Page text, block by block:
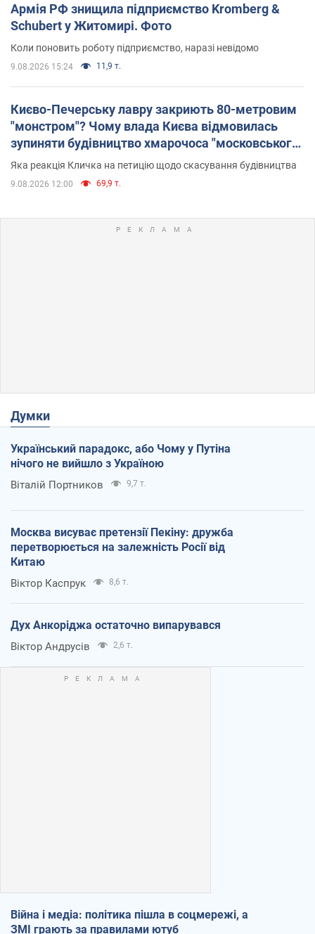
Армія РФ знищила підприємство Kromberg &
Schubert у Житомирі. Фото
Коли поновить роботу підприємство, наразі невідомо
9.08.2026 15:24 11,9 т.
Києво-Печерську лавру закриють 80-метровим
"монстром"? Чому влада Києва відмовилась
зупиняти будівництво хмарочоса "московського
вірянина"
Яка реакція Кличка на петицію щодо скасування будівництва
9.08.2026 12:00 69,9 т.
Думки
Український парадокс, або Чому у Путіна
нічого не вийшло з Україною
Віталій Портников 9,7 т.
Москва висуває претензії Пекіну: дружба
перетворюється на залежність Росії від
Китаю
Віктор Каспрук 8,6 т.
Дух Анкоріджа остаточно випарувався
Віктор Андрусів 2,6 т.
Війна і медіа: політика пішла в соцмережі, а
ЗМІ грають за правилами ютуб